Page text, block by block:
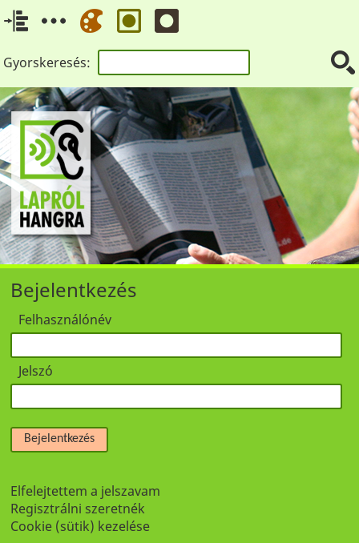
Gyorskeresés:
Bejelentkezés
Felhasználónév
Jelszó
Bejelentkezés
Elfelejtettem a jelszavam
Regisztrálni szeretnék
Cookie (sütik) kezelése